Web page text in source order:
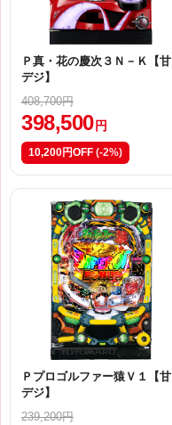
Ｐ真・花の慶次３Ｎ－Ｋ【甘
デジ】
408,700円
398,500 円
10,200円OFF (-2%)
Ｐプロゴルファー猿Ｖ１【甘
デジ】
239,200円